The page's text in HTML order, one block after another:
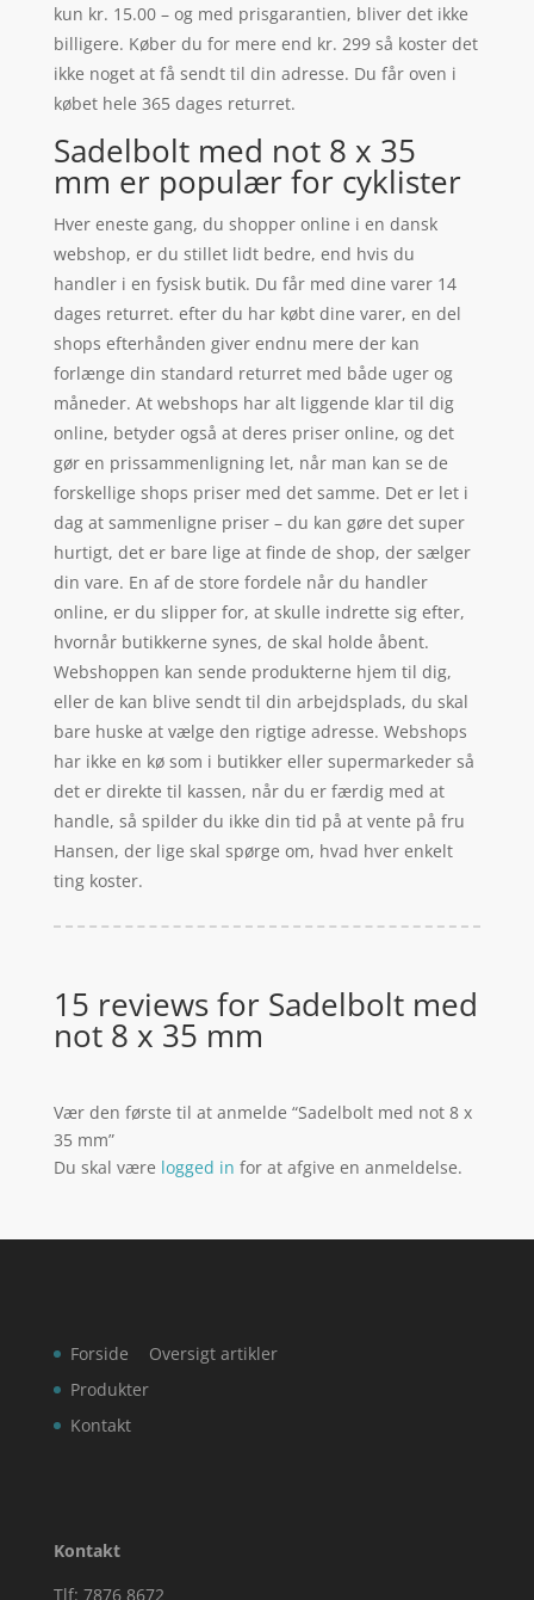
kun kr. 15.00 – og med prisgarantien, bliver det ikke
billigere. Køber du for mere end kr. 299 så koster det
ikke noget at få sendt til din adresse. Du får oven i
købet hele 365 dages returret.
Sadelbolt med not 8 x 35
mm er populær for cyklister
Hver eneste gang, du shopper online i en dansk
webshop, er du stillet lidt bedre, end hvis du
handler i en fysisk butik. Du får med dine varer 14
dages returret. efter du har købt dine varer, en del
shops efterhånden giver endnu mere der kan
forlænge din standard returret med både uger og
måneder. At webshops har alt liggende klar til dig
online, betyder også at deres priser online, og det
gør en prissammenligning let, når man kan se de
forskellige shops priser med det samme. Det er let i
dag at sammenligne priser – du kan gøre det super
hurtigt, det er bare lige at finde de shop, der sælger
din vare. En af de store fordele når du handler
online, er du slipper for, at skulle indrette sig efter,
hvornår butikkerne synes, de skal holde åbent.
Webshoppen kan sende produkterne hjem til dig,
eller de kan blive sendt til din arbejdsplads, du skal
bare huske at vælge den rigtige adresse. Webshops
har ikke en kø som i butikker eller supermarkeder så
det er direkte til kassen, når du er færdig med at
handle, så spilder du ikke din tid på at vente på fru
Hansen, der lige skal spørge om, hvad hver enkelt
ting koster.
15 reviews for Sadelbolt med
not 8 x 35 mm
Vær den første til at anmelde “Sadelbolt med not 8 x
35 mm”
Du skal være logged in for at afgive en anmeldelse.
Forside
Produkter
Kontakt
Oversigt artikler
Kontakt
Tlf: 7876 8672